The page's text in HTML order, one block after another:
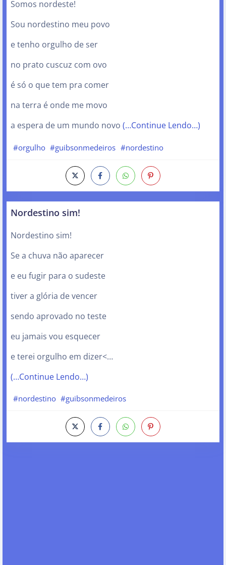
Somos nordeste!
Sou nordestino meu povo
e tenho orgulho de ser
no prato cuscuz com ovo
é só o que tem pra comer
na terra é onde me movo
a espera de um mundo novo (…Continue Lendo…)
#orgulho #guibsonmedeiros #nordestino
Nordestino sim!
Nordestino sim!
Se a chuva não aparecer
e eu fugir para o sudeste
tiver a glória de vencer
sendo aprovado no teste
eu jamais vou esquecer
e terei orgulho em dizer<…
(…Continue Lendo…)
#nordestino #guibsonmedeiros